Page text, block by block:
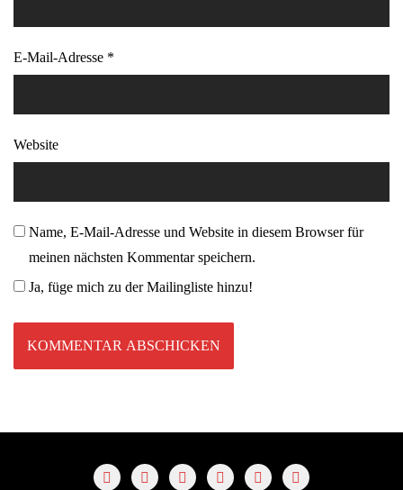
E-Mail-Adresse *
Website
Name, E-Mail-Adresse und Website in diesem Browser für
meinen nächsten Kommentar speichern.
Ja, füge mich zu der Mailingliste hinzu!